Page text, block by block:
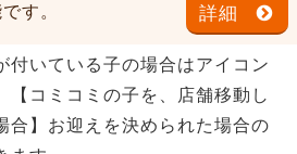
す。 詳細
いている子の場合はアイコン
【コミコミの子を、店舗移動し
合】お迎えを決められた場合の